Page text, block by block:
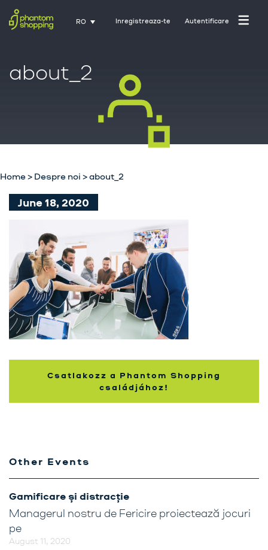
RO Inregistreaza-te Autentificare
Pagina principala
Cariere
Contactează-ne
Training cu Activate
Shoppers
Blog
about_2
Home> Despre noi >about_2
June 18, 2020
Csatlakozz a Phantom Shopping
családjához!
Other Events
Gamificare și distracție
August 11, 2020
Managerul nostru de Fericire proiectează jocuri
pe